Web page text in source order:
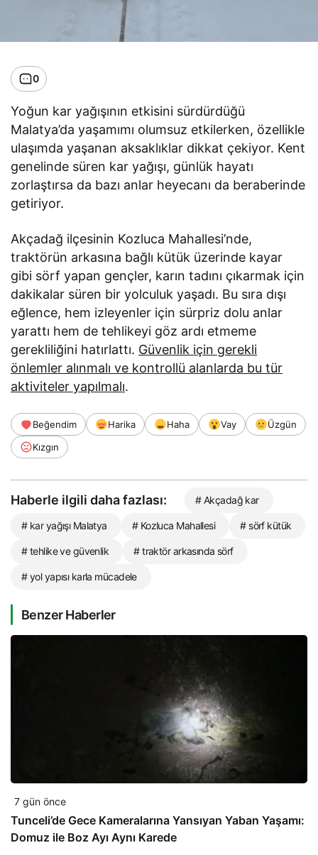
0
Yoğun kar yağışının etkisini sürdürdüğü
Malatya’da yaşamımı olumsuz etkilerken, özellikle
ulaşımda yaşanan aksaklıklar dikkat çekiyor. Kent
genelinde süren kar yağışı, günlük hayatı
zorlaştırsa da bazı anlar heyecanı da beraberinde
getiriyor.
Akçadağ ilçesinin Kozluca Mahallesi’nde,
traktörün arkasına bağlı kütük üzerinde kayar
gibi sörf yapan gençler, karın tadını çıkarmak için
dakikalar süren bir yolculuk yaşadı. Bu sıra dışı
eğlence, hem izleyenler için sürpriz dolu anlar
yarattı hem de tehlikeyi göz ardı etmeme
gerekliliğini hatırlattı. Güvenlik için gerekli
önlemler alınmalı ve kontrollü alanlarda bu tür
aktiviteler yapılmalı.
Beğendim Harika Haha Vay
Üzgün
Kızgın
Haberle ilgili daha fazlası: # Akçadağ kar
# kar yağışı Malatya # Kozluca Mahallesi # sörf kütük
# tehlike ve güvenlik # traktör arkasında sörf
# yol yapısı karla mücadele
Benzer Haberler
7 gün önce
Tunceli’de Gece Kameralarına Yansıyan Yaban Yaşamı:
Domuz ile Boz Ayı Aynı Karede